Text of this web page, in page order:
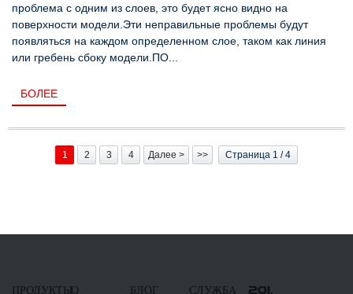
проблема с одним из слоев, это будет ясно видно на
поверхности модели.Эти неправильные проблемы будут
появляться на каждом определенном слое, таком как линия
или гребень сбоку модели.ПО...
БОЛЕЕ
1 2 3 4 Далее > >> Страница 1 / 4
ПРОДУКТЫО
БЛОГ
СЛУЖБА
201,